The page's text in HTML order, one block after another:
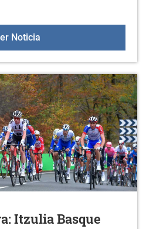
NoticiaGORBEIALDEKO
Itzulia Basque